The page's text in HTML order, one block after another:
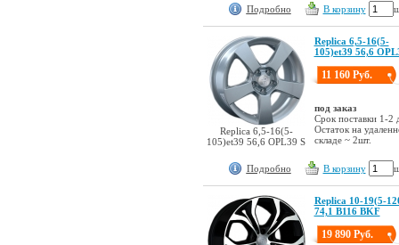
Подробно В корзину
Replica 6,5-16(5-
105)et39 56,6 OPL39 S
Replica 6,5-16(5-
105)et39 56,6
11 160 Руб.
под заказ
Срок поставки 1-2
Остаток на
складе ~ 2шт.
Подробно В корзину
Replica 10-19(5-
74,1 B116 BKF
19 890 Руб.